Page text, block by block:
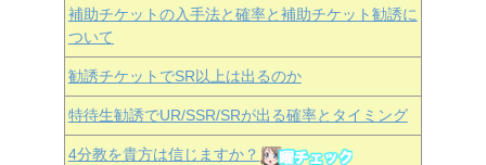
補助チケットの入手法と確率と補助チケット勧誘に
ついて
勧誘チケットでSR以上は出るのか
特待生勧誘でUR/SSR/SRが出る確率とタイミング
4分教を貴方は信じますか？